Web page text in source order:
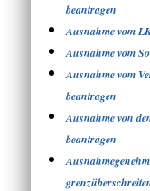
beantragen
Ausnahme vom
Ausnahme vom
Ausnahme vom
beantragen
Ausnahme von
beantragen